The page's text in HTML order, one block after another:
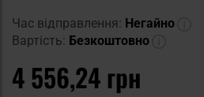
Час відправлення: Негайно
Вартість: Безкоштовно
4 556,24 грн